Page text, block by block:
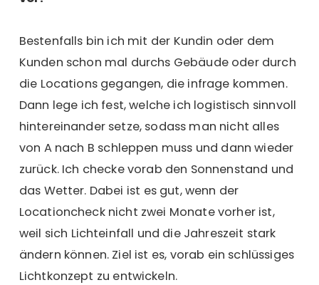
Bestenfalls bin ich mit der Kundin oder dem
Kunden schon mal durchs Gebäude oder durch
die Locations gegangen, die infrage kommen.
Dann lege ich fest, welche ich logistisch sinnvoll
hintereinander setze, sodass man nicht alles
von A nach B schleppen muss und dann wieder
zurück. Ich checke vorab den Sonnenstand und
das Wetter. Dabei ist es gut, wenn der
Locationcheck nicht zwei Monate vorher ist,
weil sich Lichteinfall und die Jahreszeit stark
ändern können. Ziel ist es, vorab ein schlüssiges
Lichtkonzept zu entwickeln.